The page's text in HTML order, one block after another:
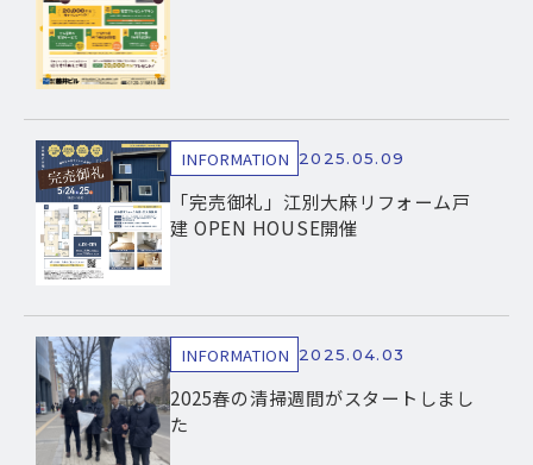
INFORMATION 2025.05.09
「完売御礼」江別大麻リフォーム戸
建 OPEN HOUSE開催
INFORMATION 2025.04.03
2025春の清掃週間がスタートしまし
た